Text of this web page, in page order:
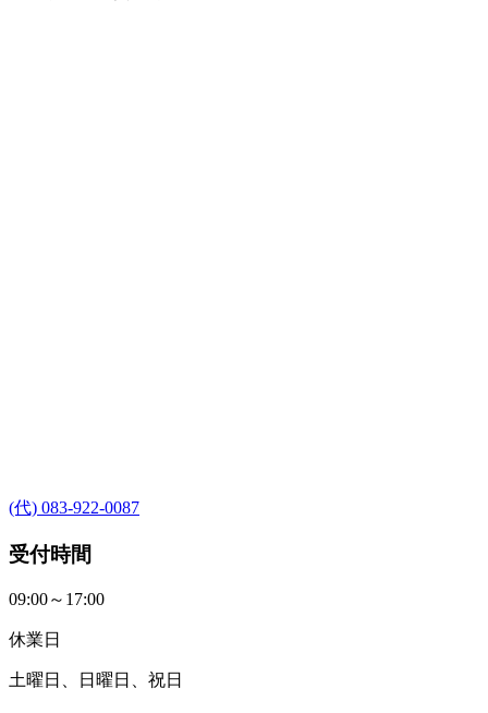
(代) 083-922-0087
受付時間
09:00～17:00
休業日
土曜日、日曜日、祝日